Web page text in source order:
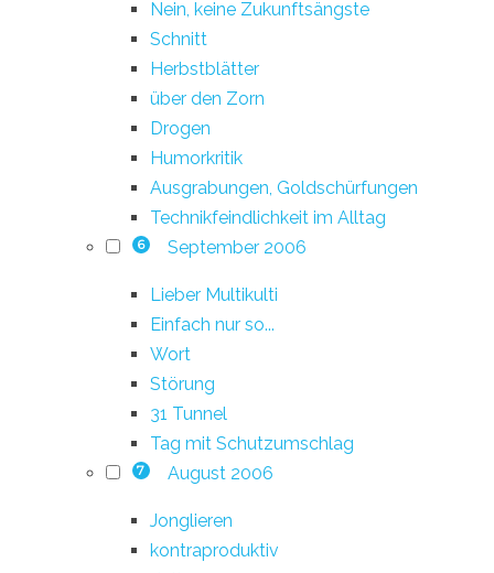
Nein, keine Zukunftsängste
Schnitt
Herbstblätter
über den Zorn
Drogen
Humorkritik
Ausgrabungen, Goldschürfungen
Technikfeindlichkeit im Alltag
6 September 2006
Lieber Multikulti
Einfach nur so...
Wort
Störung
31 Tunnel
Tag mit Schutzumschlag
7 August 2006
Jonglieren
kontraproduktiv